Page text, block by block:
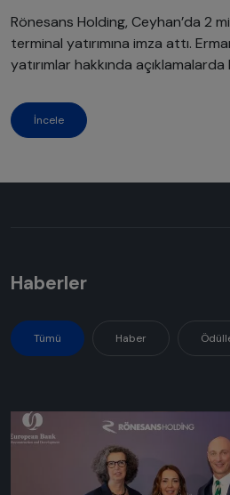
Rönesans Holding, Ceyhan’da 2
terminal yatırımına imza attı.
yatırımlar hakkında
İncele
Haberler
Tümü Haber